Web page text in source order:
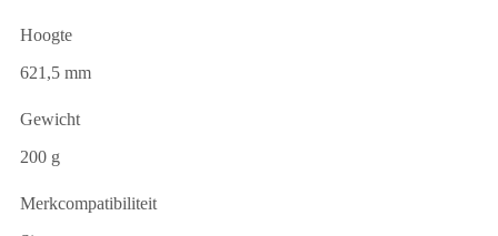
Hoogte
621,5 mm
Gewicht
200 g
Merkcompatibiliteit